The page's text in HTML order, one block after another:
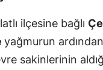
ilçesine bağlı
yağmurun ardından
sakinlerinin